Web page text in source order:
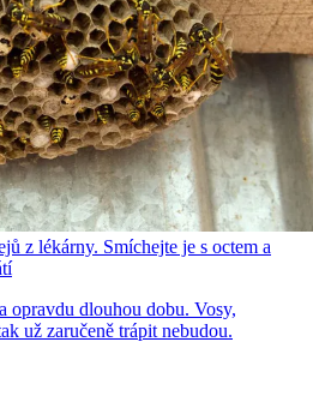
z lékárny. Smíchejte je s octem a
opravdu dlouhou dobu. Vosy,
už zaručeně trápit nebudou.